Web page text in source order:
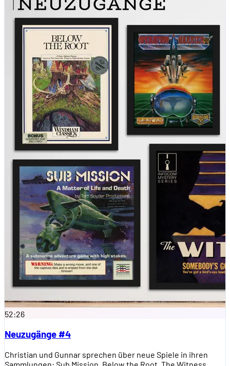
52:26
Neuzugänge #4
Christian und Gunnar sprechen über neue Spiele in ihren